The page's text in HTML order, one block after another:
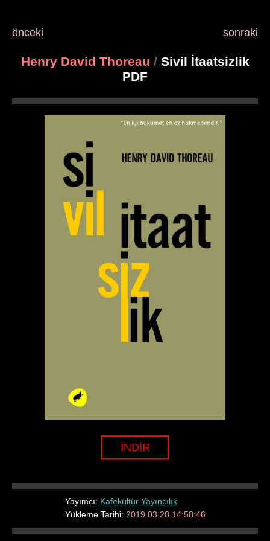
önceki sonraki
Henry David Thoreau /Sivil İtaatsizlik
PDF
İNDİR
Yayımcı: Kafekültür Yayıncılık
Yükleme Tarihi: 2019.03.28 14:58:46